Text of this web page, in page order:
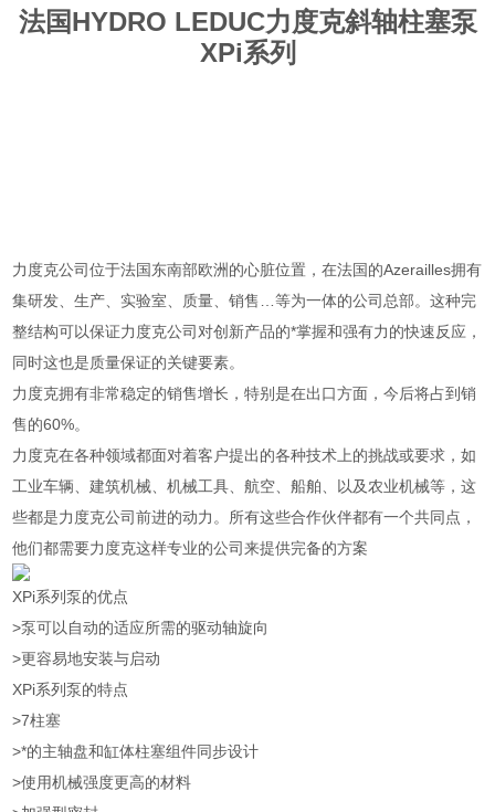
法国HYDRO LEDUC力度克斜轴柱塞泵
XPi系列
力度克公司位于法国东南部欧洲的心脏位置，在法国的Azerailles拥有
集研发、生产、实验室、质量、销售…等为一体的公司总部。这种完
整结构可以保证力度克公司对创新产品的*掌握和强有力的快速反应，
同时这也是质量保证的关键要素。
力度克拥有非常稳定的销售增长，特别是在出口方面，今后将占到销
售的60%。
力度克在各种领域都面对着客户提出的各种技术上的挑战或要求，如
工业车辆、建筑机械、机械工具、航空、船舶、以及农业机械等，这
些都是力度克公司前进的动力。所有这些合作伙伴都有一个共同点，
他们都需要力度克这样专业的公司来提供完备的方案
XPi系列泵的优点
>泵可以自动的适应所需的驱动轴旋向
>更容易地安装与启动
XPi系列泵的特点
>7柱塞
>*的主轴盘和缸体柱塞组件同步设计
>使用机械强度更高的材料